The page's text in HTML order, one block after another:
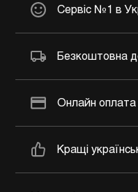
Сервіс №1 в
Безкоштовна
Онлайн оплата
Кращі